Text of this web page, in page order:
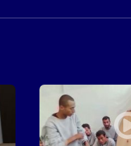
رفضا لصفقة القرن
التهجير
بالجولان المحتل
التحرش الجنسي
التحتية
بوادي النعم